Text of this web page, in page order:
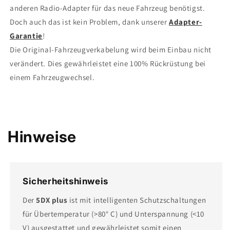
anderen Radio-Adapter für das neue Fahrzeug benötigst.
Doch auch das ist kein Problem, dank unsererAdapter-
Garantie!
Die Original-Fahrzeugverkabelung wird beim Einbau nicht
verändert. Dies gewährleistet eine 100% Rückrüstung bei
einem Fahrzeugwechsel.
Hinweise
Sicherheitshinweis
Der5DX plus ist mit intelligenten Schutzschaltungen
für Übertemperatur (>80° C) und Unterspannung (<10
V) ausgestattet und gewährleistet somit einen